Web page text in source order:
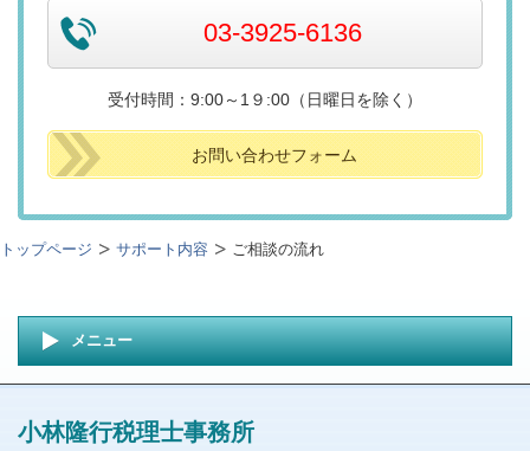
03-3925-6136
受付時間：9:00～1９:00（日曜日を除く）
お問い合わせフォーム
トップページ サポート内容 ご相談の流れ
メニュー
小林隆行税理士事務所